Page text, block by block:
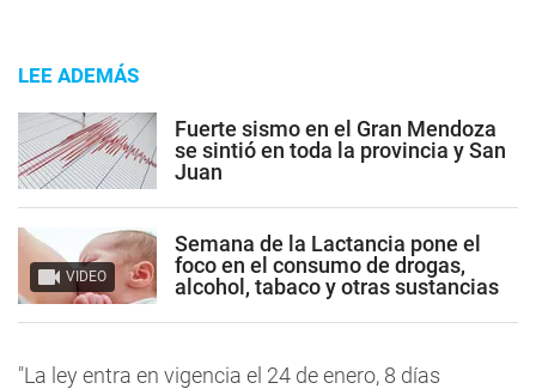
LEE ADEMÁS
Fuerte sismo en el Gran Mendoza
se sintió en toda la provincia y San
Juan
VIDEO
Semana de la Lactancia pone el
foco en el consumo de drogas,
alcohol, tabaco y otras sustancias
"La ley entra en vigencia el 24 de enero, 8 días